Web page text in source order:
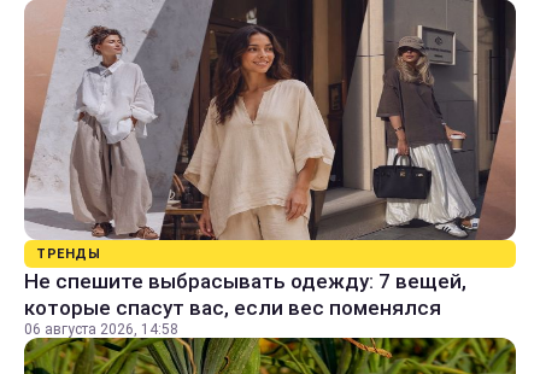
ТРЕНДЫ
Не спешите выбрасывать одежду: 7 вещей,
которые спасут вас, если вес поменялся
06 августа 2026, 14:58